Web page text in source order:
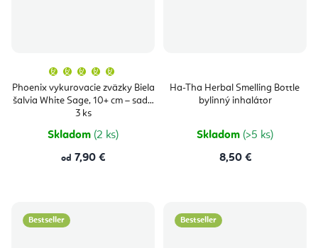
Phoenix vykurovacie zväzky Biela
šalvia White Sage, 10+ cm – sada
3 ks
produktu
je
5,0
hviezdičiek.
Skladom (2 ks)
od 7,90 €
Ha-Tha Herbal Smelling Bottle
bylinný inhalátor
Skladom (>5 ks)
8,50 €
Bestseller Bestseller